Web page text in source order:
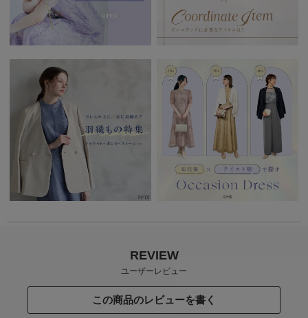
REVIEW
ユーザーレビュー
この商品のレビューを書く